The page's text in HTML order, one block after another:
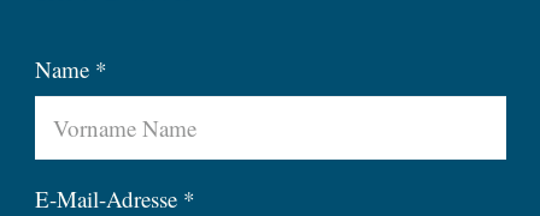
Name *
E-Mail-Adresse *